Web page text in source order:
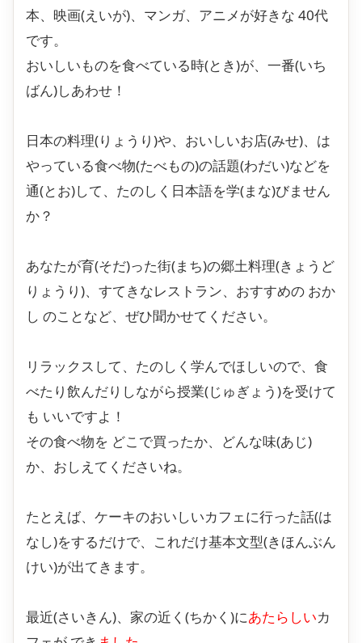
本、映画(えいが)、マンガ、アニメが好きな 40代
です。
おいしいものを食べている時(とき)が、一番(いち
ばん)しあわせ！
日本の料理(りょうり)や、おいしいお店(みせ)、は
やっている食べ物(たべもの)の話題(わだい)などを
通(とお)して、たのしく日本語を学(まな)びません
か？
あなたが育(そだ)った街(まち)の郷土料理(きょうど
りょうり)、すてきなレストラン、おすすめの おか
し のことなど、ぜひ聞かせてください。
リラックスして、たのしく学んでほしいので、食
べたり飲んだりしながら授業(じゅぎょう)を受けて
も いいですよ！
その食べ物を どこで買ったか、どんな味(あじ)
か、おしえてくださいね。
たとえば、ケーキのおいしいカフェに行った話(は
なし)をするだけで、これだけ基本文型(きほんぶん
けい)が出てきます。
最近(さいきん)、家の近く(ちかく)にあたらしいカ